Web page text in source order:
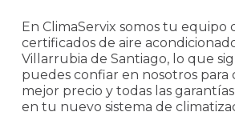
En ClimaServix somos tu equipo
certificados de aire
Villarrubia de Santiago, lo que
puedes confiar en nosotros para
mejor precio y todas las
en tu nuevo sistema de